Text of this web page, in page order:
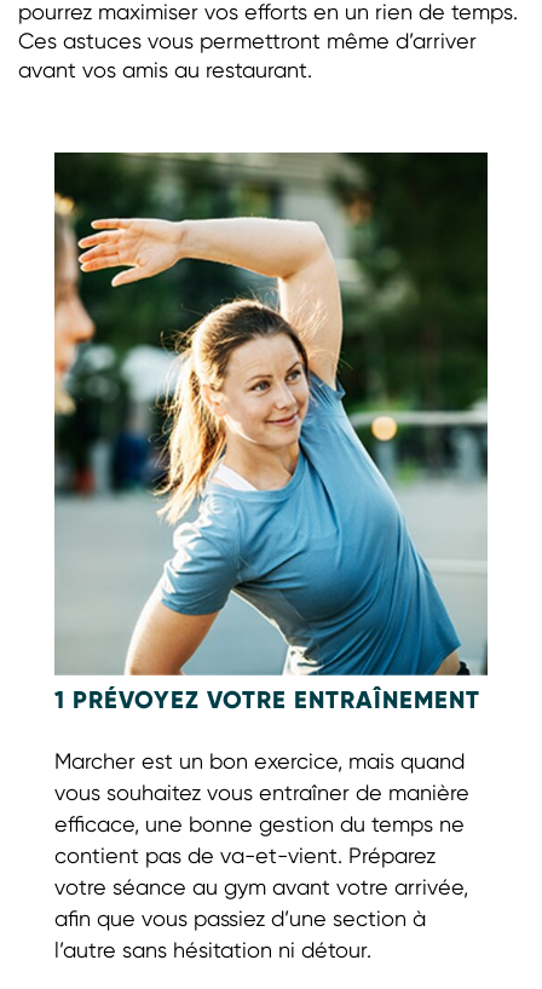
pourrez maximiser vos efforts en un rien de temps.
Ces astuces vous permettront même d’arriver
avant vos amis au restaurant.
1 PRÉVOYEZ VOTRE ENTRAÎNEMENT
Marcher est un bon exercice, mais quand
vous souhaitez vous entraîner de manière
efficace, une bonne gestion du temps ne
contient pas de va-et-vient. Préparez
votre séance au gym avant votre arrivée,
afin que vous passiez d’une section à
l’autre sans hésitation ni détour.